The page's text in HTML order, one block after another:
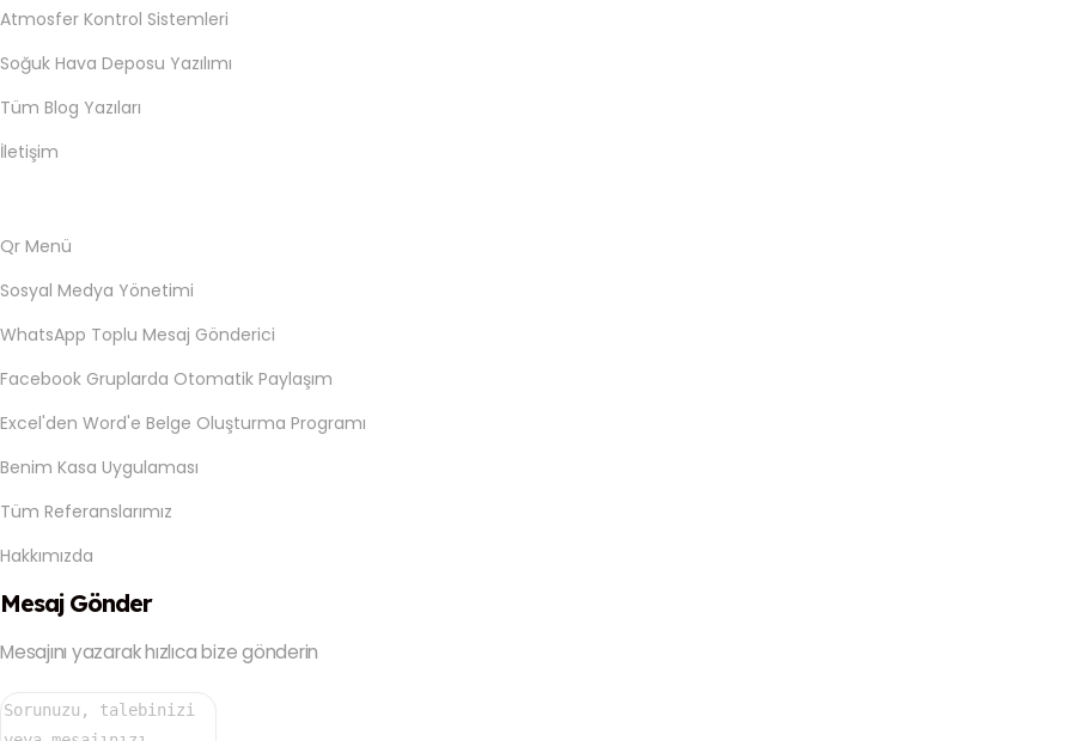
Atmosfer Kontrol Sistemleri
Soğuk Hava Deposu Yazılımı
Tüm Blog Yazıları
İletişim
Qr Menü
Sosyal Medya Yönetimi
WhatsApp Toplu Mesaj Gönderici
Facebook Gruplarda Otomatik Paylaşım
Excel'den Word'e Belge Oluşturma Programı
Benim Kasa Uygulaması
Tüm Referanslarımız
Hakkımızda
Mesaj Gönder
Mesajını yazarak hızlıca bize gönderin